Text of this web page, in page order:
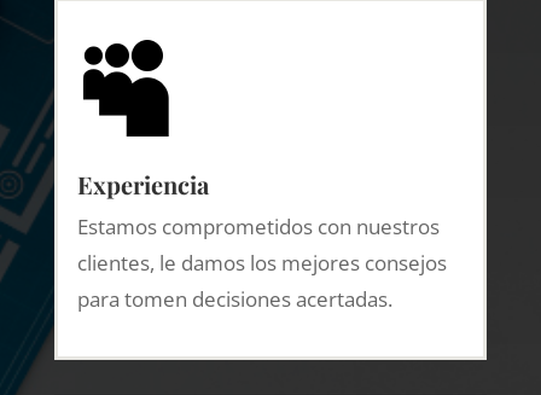

Experiencia
Estamos comprometidos con nuestros
clientes, le damos los mejores consejos
para tomen decisiones acertadas.